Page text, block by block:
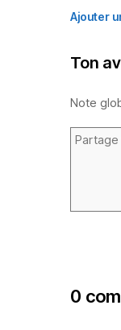
Ajouter
Ton
Note
0